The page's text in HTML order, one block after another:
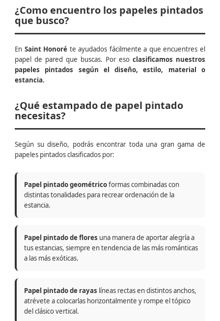
¿Como encuentro los papeles pintados
que busco?
En Saint Honoré te ayudados fácilmente a que encuentres el
papel de pared que buscas. Por eso clasificamos nuestros
papeles pintados según el diseño, estilo, material o
estancia.
¿Qué estampado de papel pintado
necesitas?
Según su diseño, podrás encontrar toda una gran gama de
papeles pintados clasificados por:
Papel pintado geométricoformas combinadas con
distintas tonalidades para recrear ordenación de la
estancia.
Papel pintado de flores una manera de aportar alegría a
tus estancias, siempre en tendencia de las más románticas
a las más exóticas.
Papel pintado de rayas líneas rectas en distintos anchos,
atrévete a colocarlas horizontalmente y rompe el tópico
del clásico vertical.